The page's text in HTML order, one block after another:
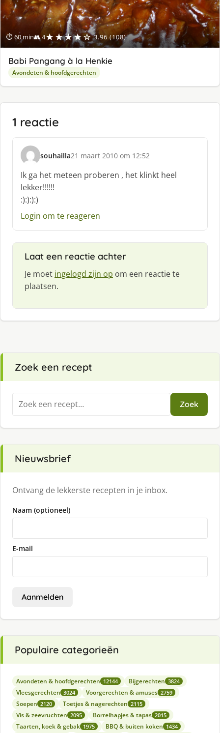
⏱ 60 min👥 4★★★★☆ 3.96 (108)
Babi Pangang à la Henkie
Avondeten & hoofdgerechten
1 reactie
souhailla
s
c
h
r
e
e
:
21 maart 2010 om 12:52
Ik ga het meteen proberen , het klinkt heel
lekker!!!!!!
:):):):)
Login om te reageren
Laat een reactie achter
Je moet ingelogd zijn op om een reactie te
plaatsen.
Zoek een recept
Zoeken
naar:
Zoek
Nieuwsbrief
Ontvang de lekkerste recepten in je inbox.
Naam (optioneel)
E-mail
Aanmelden
Populaire categorieën
Avondeten & hoofdgerechten 12144 Bijgerechten 3824
Vleesgerechten 3024 Voorgerechten & amuses 2759
Soepen 2120 Toetjes & nagerechten 2115
Vis & zeevruchten 2095 Borrelhapjes & tapas 2015
Taarten, koek & gebak 1975 BBQ & buiten koken 1434